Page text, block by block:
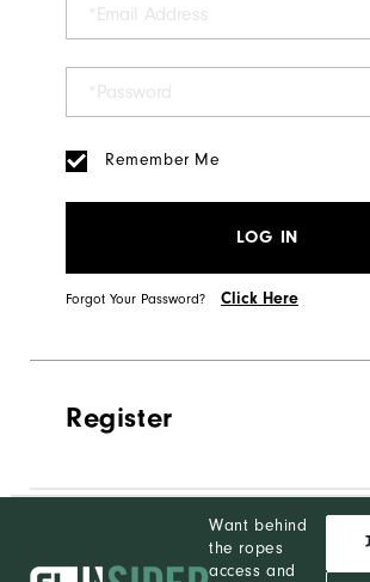
Remember Me
LOG IN
Forgot Your Password? Click Here
Register
Want behind
the ropes
access and